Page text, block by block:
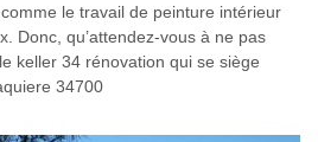
le travail de peinture intérieur
Donc, qu’attendez-vous à ne pas
keller 34 rénovation qui se siège
34700